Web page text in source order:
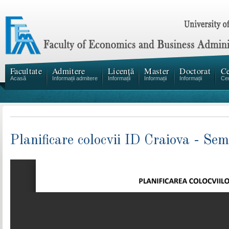
Facultate
Acasă
Admitere
Informații admitere
Licență
Informații
Master
Informații
Doctorat
Informații
Planificare colocvii ID Craiova -